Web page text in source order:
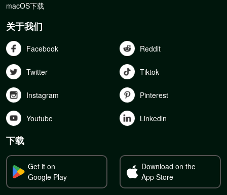
macOS下载
关于我们
Facebook Reddit
Twitter Tiktok
Instagram Pinterest
Youtube Linkedln
下载
Get it on
Google Play
Download on the
App Store